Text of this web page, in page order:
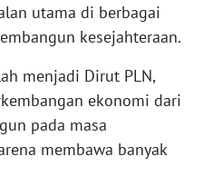
utama di berbagai
kesejahteraan.
menjadi Dirut PLN,
ekonomi dari
pada masa
membawa banyak